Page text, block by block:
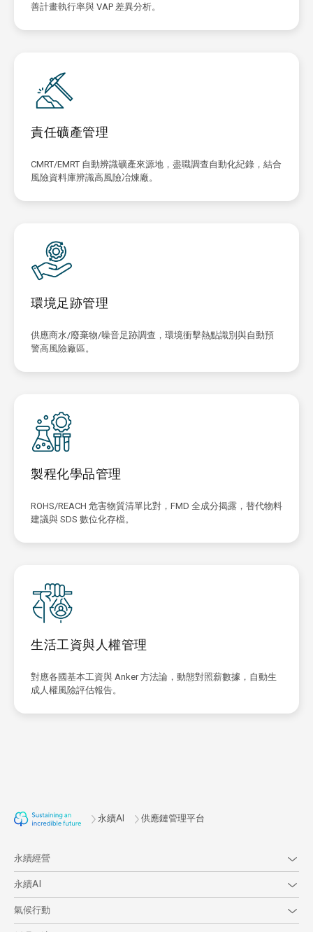
善計畫執行率與 VAP 差異分析。
責任礦產管理
CMRT/EMRT 自動辨識礦產來源地，盡職調查自動化紀錄，結合
風險資料庫辨識高風險冶煉廠。
環境足跡管理
供應商水/廢棄物/噪音足跡調查，環境衝擊熱點識別與自動預
警高風險廠區。
製程化學品管理
ROHS/REACH 危害物質清單比對，FMD 全成分揭露，替代物料
建議與 SDS 數位化存檔。
生活工資與人權管理
對應各國基本工資與 Anker 方法論，動態對照薪數據，自動生
成人權風險評估報告。
永續AI 供應鏈管理平台
永續經營
永續AI
氣候行動